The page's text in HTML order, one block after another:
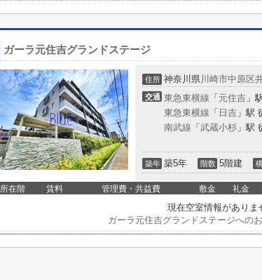
ガーラ元住吉グランドステージ
住所 神奈川県川崎市中原区
交通 東急東横線 「 元住吉 」
東急東横線 「 日吉 」駅
南武線 「 武蔵小杉 」駅
築年 築5年 階数 5階建
所在階 賃料 管理費・共益費 敷金 礼金
現在空室情報がありま
ガーラ元住吉グランドステージへの